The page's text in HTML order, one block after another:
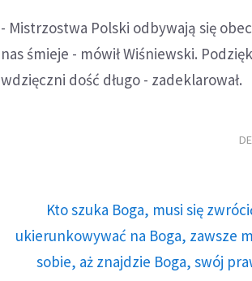
- Mistrzostwa Polski odbywają się
nas śmieje - mówił Wiśniewski.
wdzięczni dość długo - zadeklarował.
Kto szuka Boga, musi się
ukierunkowywać na Boga, zawsze
sobie, aż znajdzie Boga, swój